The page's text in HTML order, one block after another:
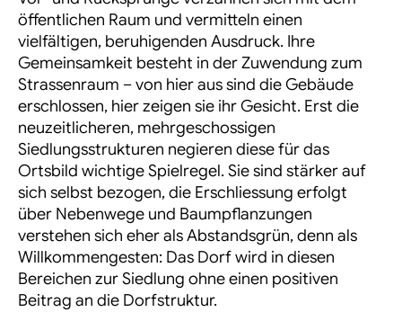
öffentlichen Raum und vermitteln einen
vielfältigen, beruhigenden Ausdruck. Ihre
Gemeinsamkeit besteht in der Zuwendung zum
Strassenraum – von hier aus sind die Gebäude
erschlossen, hier zeigen sie ihr Gesicht. Erst die
neuzeitlicheren, mehrgeschossigen
Siedlungsstrukturen negieren diese für das
Ortsbild wichtige Spielregel. Sie sind stärker auf
sich selbst bezogen, die Erschliessung erfolgt
über Nebenwege und Baumpflanzungen
verstehen sich eher als Abstandsgrün, denn als
Willkommengesten: Das Dorf wird in diesen
Bereichen zur Siedlung ohne einen positiven
Beitrag an die Dorfstruktur.